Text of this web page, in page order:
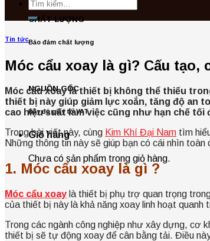
CHẤT LƯỢNG
Bảo đảm chất lượng
NGUỒN GỐC
Đầy đủ giấy tờ VAT
Giỏ hàng
Chưa có sản phẩm trong giỏ hàng.
Tin tức
Móc cẩu xoay là gì? Cấu tạo,
Móc cẩu xoay là thiết bị không thể thiếu
thiết bị này giúp giảm lực xoắn, tăng độ an
cao hiệu suất làm việc cũng như hạn chế tối
Trong bài viết này, cùng Kim Khí Đại Nam tìm
Những thông tin này sẽ giúp bạn có cái nhìn
1. Móc cẩu xoay là gì ?
Móc cẩu xoay là thiết bị phụ trợ quan trọng
của thiết bị này là khả năng xoay linh hoạt
Trong các ngành công nghiệp như xây dựng, cơ
thiết bị sẽ tự động xoay để cân bằng tải. Điều